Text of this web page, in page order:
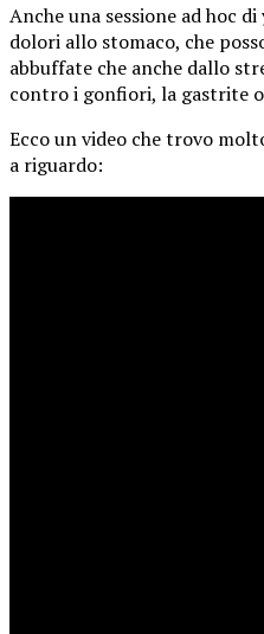
Anche una sessione ad hoc
dolori allo stomaco, che
abbuffate che anche dallo
contro i gonfiori, la gastrite
Ecco un video che trovo
a riguardo: